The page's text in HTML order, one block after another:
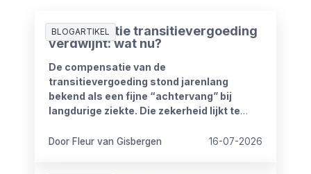
BLOGARTIKEL
Compensatie transitievergoeding
verdwijnt: wat nu?
De compensatie van de
transitievergoeding stond jarenlang
bekend als een fijne “achtervang” bij
langdurige ziekte. Die zekerheid lijkt te
kabinet heeft plannen om de
Door Fleur van Gisbergen 16-07-2026